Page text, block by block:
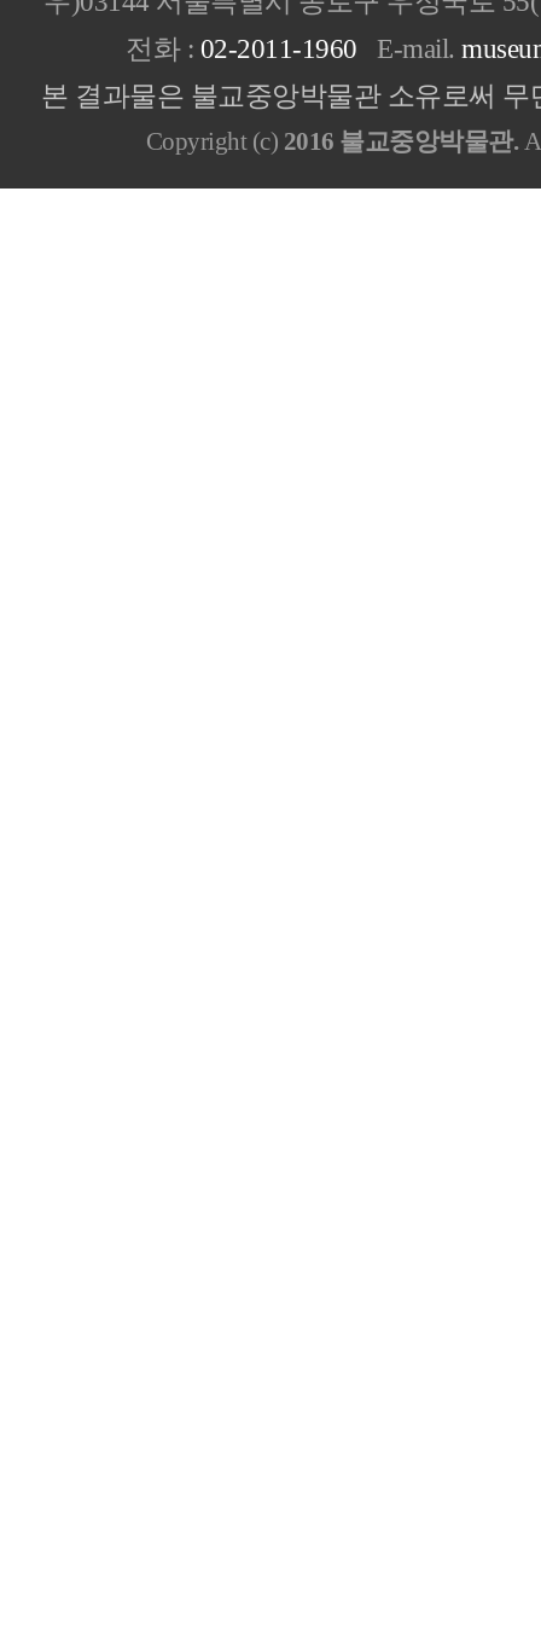
전화 : 02-2011-1960 E-mail.
본 결과물은 불교중앙박물관 소유로써
Copyright (c) 2016 불교중앙박물관.